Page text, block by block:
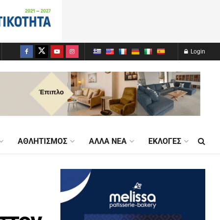
Login
ΑΘΛΗΤΙΣΜΌΣ ΆΛΛΑ ΝΈΑ ΕΚΛΟΓΈΣ